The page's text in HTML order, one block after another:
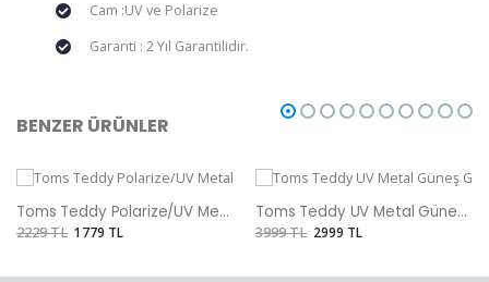
Cam :UV ve Polarize
Garanti : 2 Yıl Garantilidir.
BENZER ÜRÜNLER
Toms Teddy Polarize/UV Metal Güneş Gözlüğü
2229 TL 1779 TL
Toms Teddy UV Metal Güneş Gözlüğü
3999 TL 2999 TL